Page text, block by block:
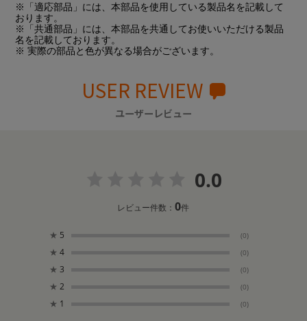
※「適応部品」には、本部品を使用している製品名を記載して
おります。
※「共通部品」には、本部品を共通してお使いいただける製品
名を記載しております。
※ 実際の部品と色が異なる場合がございます。
USER REVIEW
ユーザーレビュー
0.0
レビュー件数：0件
★ 5 (0)
★ 4 (0)
★ 3 (0)
★ 2 (0)
★ 1 (0)